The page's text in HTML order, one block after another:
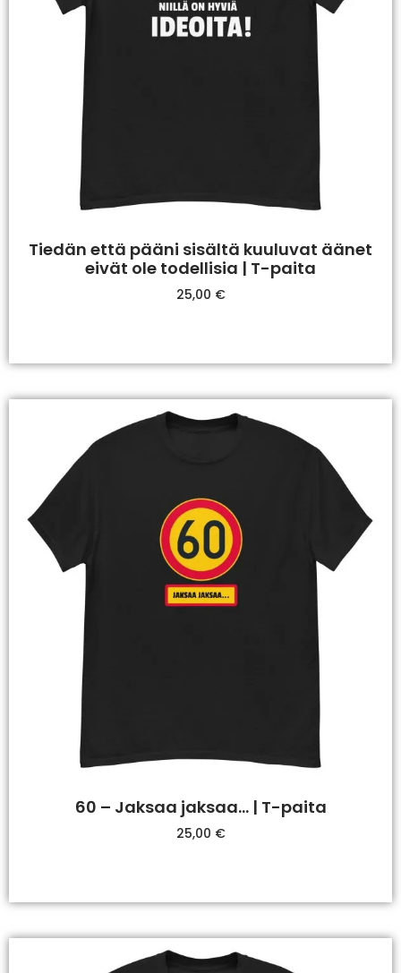
Tiedän että pääni sisältä kuuluvat äänet
eivät ole todellisia | T-paita
25,00 €
60 – Jaksaa jaksaa… | T-paita
25,00 €